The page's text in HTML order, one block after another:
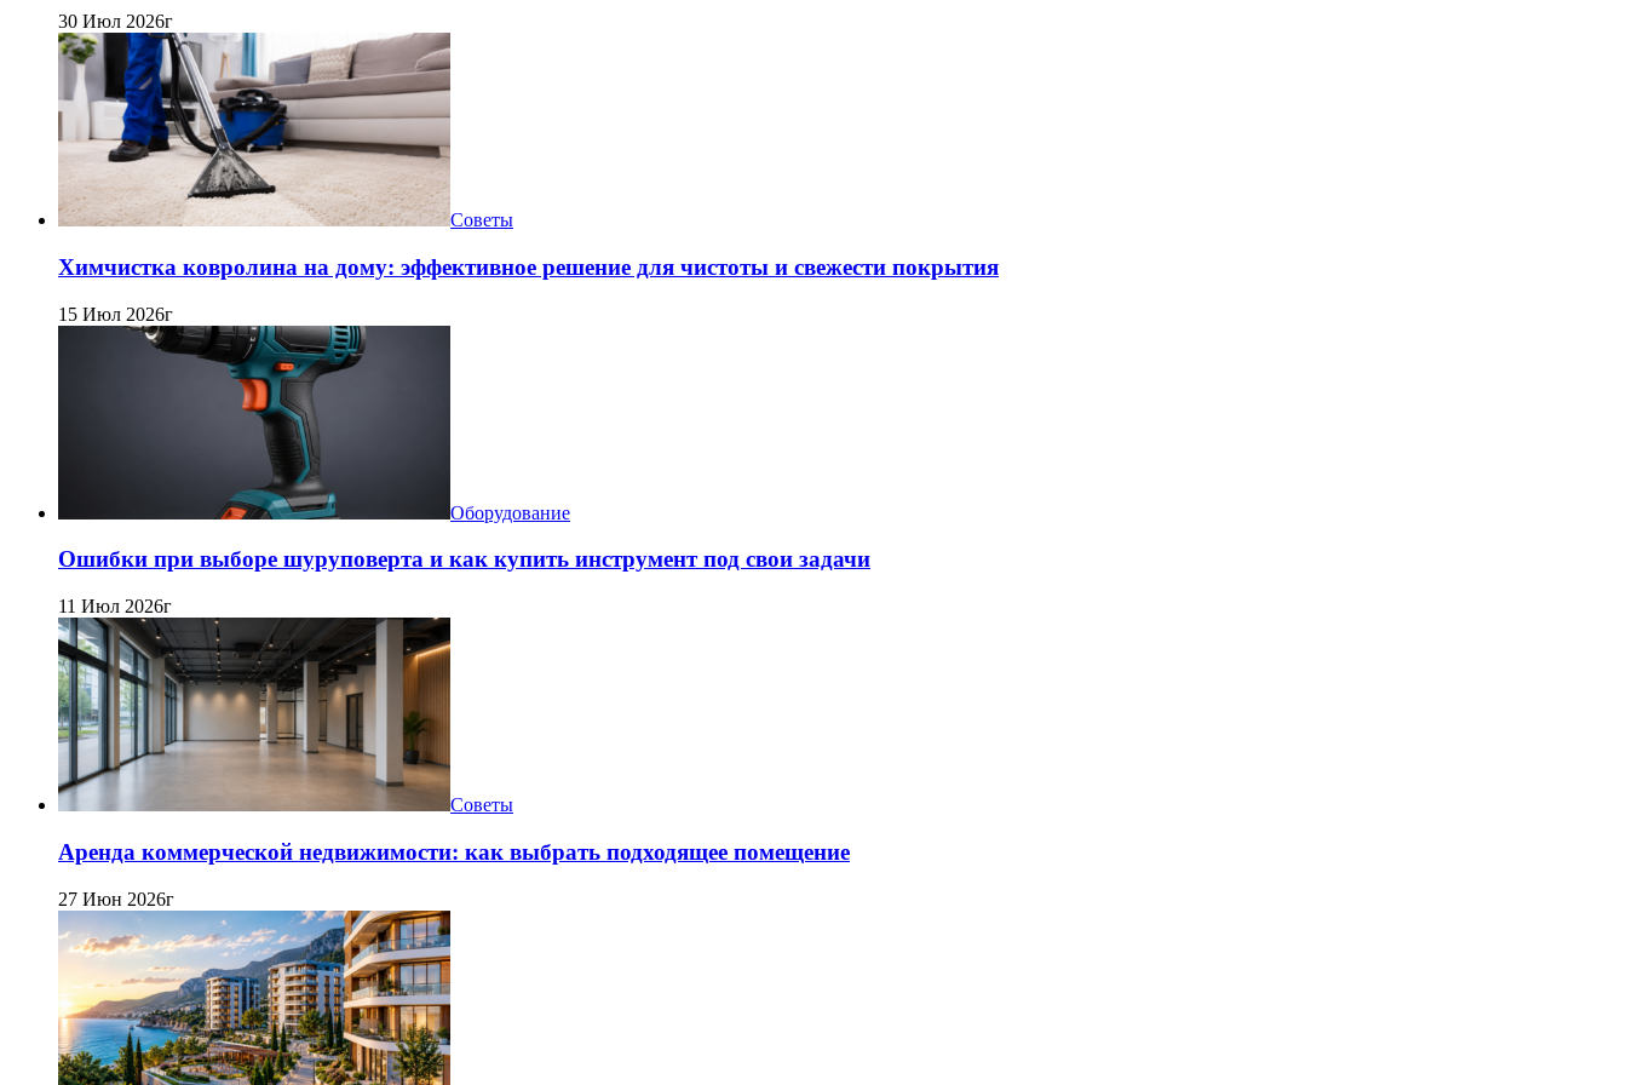
30 Июл 2026г
Советы
Химчистка ковролина на дому: эффективное решение для чистоты и свежести покрытия
15 Июл 2026г
Оборудование
Ошибки при выборе шуруповерта и как купить инструмент под свои задачи
11 Июл 2026г
Советы
Аренда коммерческой недвижимости: как выбрать подходящее помещение
27 Июн 2026г